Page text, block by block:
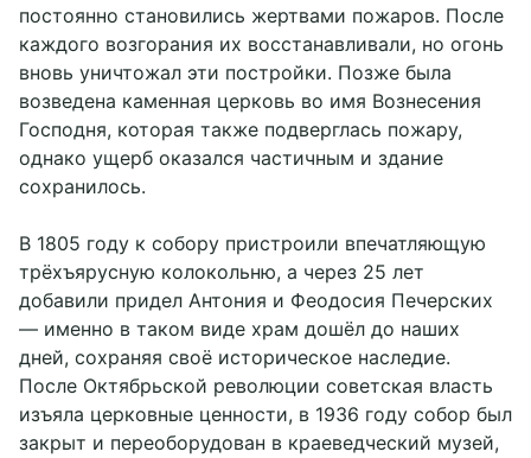
постоянно становились жертвами пожаров. После
каждого возгорания их восстанавливали, но огонь
вновь уничтожал эти постройки. Позже была
возведена каменная церковь во имя Вознесения
Господня, которая также подверглась пожару,
однако ущерб оказался частичным и здание
сохранилось.
В 1805 году к собору пристроили впечатляющую
трёхъярусную колокольню, а через 25 лет
добавили придел Антония и Феодосия Печерских
— именно в таком виде храм дошёл до наших
дней, сохраняя своё историческое наследие.
После Октябрьской революции советская власть
изъяла церковные ценности, в 1936 году собор был
закрыт и переоборудован в краеведческий музей,